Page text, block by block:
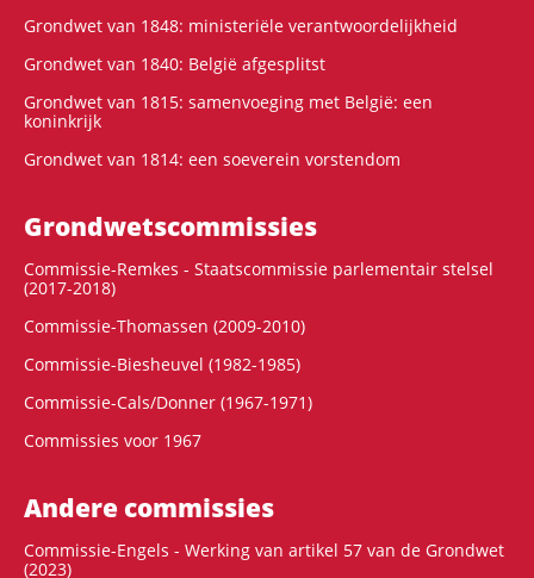
Grondwet van 1848: ministeriële verantwoordelijkheid
Grondwet van 1840: België afgesplitst
Grondwet van 1815: samenvoeging met België: een
koninkrijk
Grondwet van 1814: een soeverein vorstendom
Grondwets­commissies
Commissie-Remkes - Staatscommissie parlementair stelsel
(2017-2018)
Commissie-Thomassen (2009-2010)
Commissie-Biesheuvel (1982-1985)
Commissie-Cals/Donner (1967-1971)
Commissies voor 1967
Andere commissies
Commissie-Engels - Werking van artikel 57 van de Grondwet
(2023)